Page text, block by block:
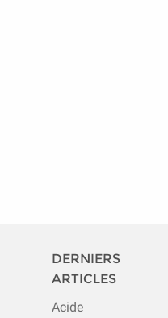
DERNIERS
ARTICLES
Acide